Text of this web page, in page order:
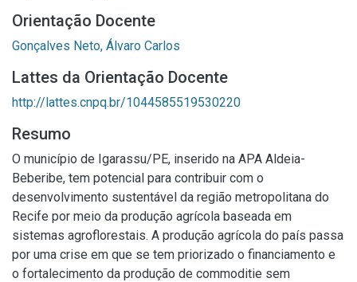
Orientação Docente
Gonçalves Neto, Álvaro Carlos
Lattes da Orientação Docente
http://lattes.cnpq.br/1044585519530220
Resumo
O município de Igarassu/PE, inserido na APA Aldeia-
Beberibe, tem potencial para contribuir com o
desenvolvimento sustentável da região metropolitana do
Recife por meio da produção agrícola baseada em
sistemas agroflorestais. A produção agrícola do país passa
por uma crise em que se tem priorizado o financiamento e
o fortalecimento da produção de commoditie sem